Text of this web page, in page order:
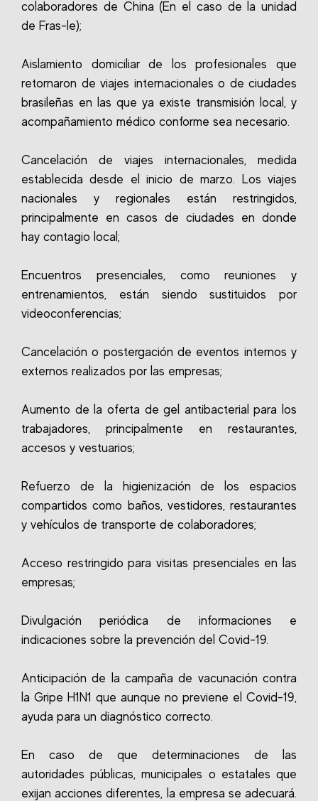
colaboradores de China (En el caso de la unidad
de Fras-le);
Aislamiento domiciliar de los profesionales que
retornaron de viajes internacionales o de ciudades
brasileñas en las que ya existe transmisión local, y
acompañamiento médico conforme sea necesario.
Cancelación de viajes internacionales, medida
establecida desde el inicio de marzo. Los viajes
nacionales y regionales están restringidos,
principalmente en casos de ciudades en donde
hay contagio local;
Encuentros presenciales, como reuniones y
entrenamientos, están siendo sustituidos por
videoconferencias;
Cancelación o postergación de eventos internos y
externos realizados por las empresas;
Aumento de la oferta de gel antibacterial para los
trabajadores, principalmente en restaurantes,
accesos y vestuarios;
Refuerzo de la higienización de los espacios
compartidos como baños, vestidores, restaurantes
y vehículos de transporte de colaboradores;
Acceso restringido para visitas presenciales en las
empresas;
Divulgación periódica de informaciones e
indicaciones sobre la prevención del Covid-19.
Anticipación de la campaña de vacunación contra
la Gripe H1N1 que aunque no previene el Covid-19,
ayuda para un diagnóstico correcto.
En caso de que determinaciones de las
autoridades públicas, municipales o estatales que
exijan acciones diferentes, la empresa se adecuará.